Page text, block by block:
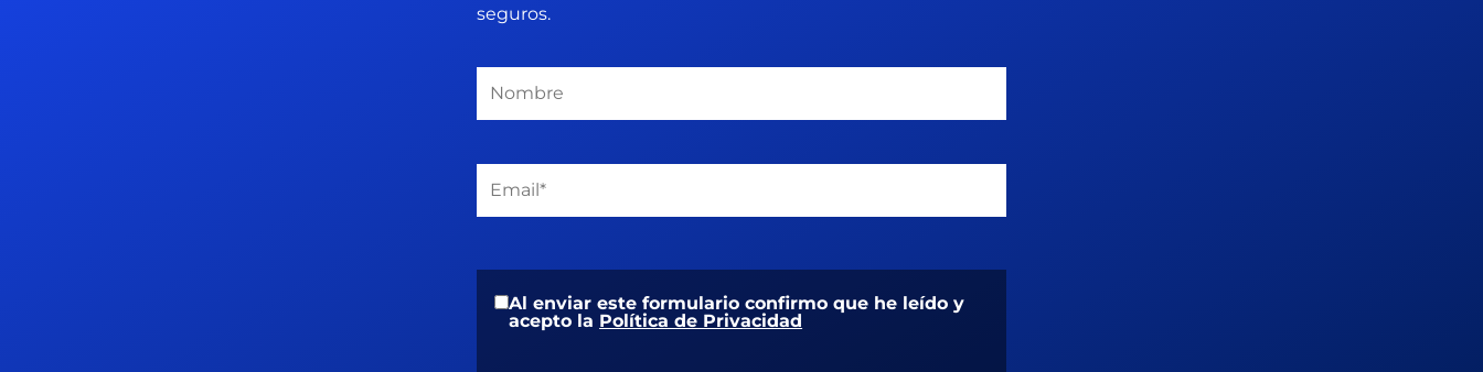
seguros.
Al enviar este formulario confirmo que he leído y
acepto la Política de Privacidad